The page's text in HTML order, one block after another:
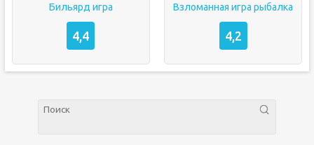
Бильярд игра
4,4
Взломанная игра рыбалка
4,2